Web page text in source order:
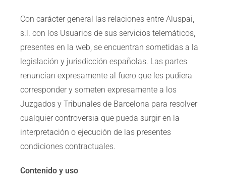
Con carácter general las relaciones entre Aluspai,
s.l. con los Usuarios de sus servicios telemáticos,
presentes en la web, se encuentran sometidas a la
legislación y jurisdicción españolas. Las partes
renuncian expresamente al fuero que les pudiera
corresponder y someten expresamente a los
Juzgados y Tribunales de Barcelona para resolver
cualquier controversia que pueda surgir en la
interpretación o ejecución de las presentes
condiciones contractuales.
Contenido y uso